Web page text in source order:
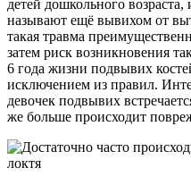
детей дошкольного
называют ещё вывихом от
такая травма
затем риск возникновения
6 года жизни подвывих
исключением из правил.
девочек подвывих
же больше происходит